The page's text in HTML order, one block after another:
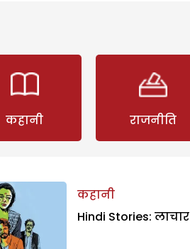
कहानी राजनीति
कहानी
Hindi Stories: लाचार